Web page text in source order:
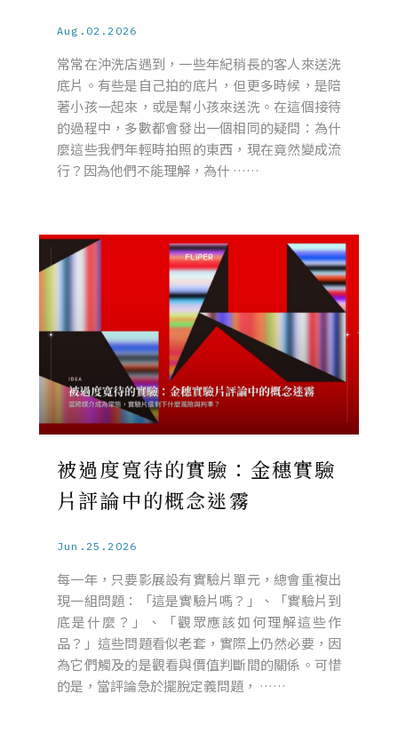
Aug.02.2026
常常在沖洗店遇到，一些年紀稍長的客人來送洗
底片。有些是自己拍的底片，但更多時候，是陪
著小孩一起來，或是幫小孩來送洗。在這個接待
的過程中，多數都會發出一個相同的疑問：為什
麼這些我們年輕時拍照的東西，現在竟然變成流
行？因為他們不能理解，為什 ……
被過度寬待的實驗：金穗實驗
片評論中的概念迷霧
Jun.25.2026
每一年，只要影展設有實驗片單元，總會重複出
現一組問題：「這是實驗片嗎？」、「實驗片到
底是什麼？」、「觀眾應該如何理解這些作
品？」這些問題看似老套，實際上仍然必要，因
為它們觸及的是觀看與價值判斷間的關係。可惜
的是，當評論急於擺脫定義問題， ……